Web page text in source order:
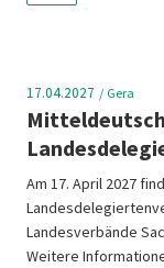
17.04.2027 Gera
Am 17. April 2027
Landesverbände
Weitere